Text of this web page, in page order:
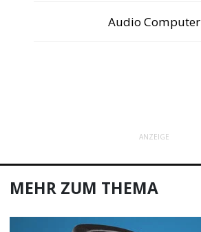
Audio Computer
ANZEIGE
MEHR ZUM THEMA